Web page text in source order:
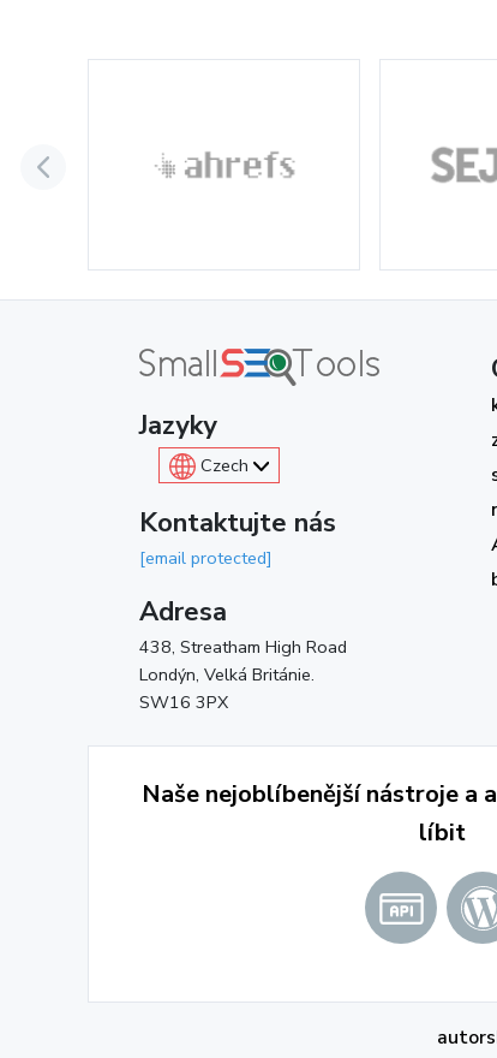
Jazyky
Czech
Kontaktujte nás
[email protected]
Adresa
438, Streatham High Road
Londýn, Velká Británie.
SW16 3PX
Naše nejoblíbenější nástroje a
líbit